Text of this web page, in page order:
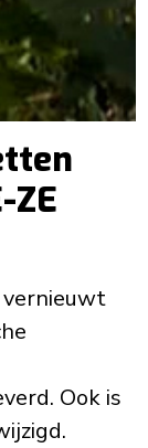
ZE
vernieuwt
Ook is